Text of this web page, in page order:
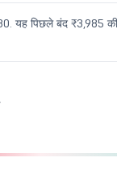
यह पिछले बंद